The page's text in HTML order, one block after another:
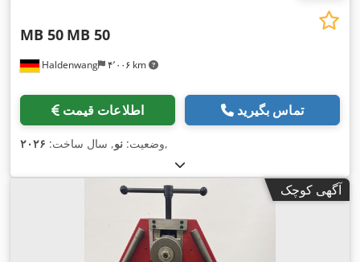
Haldenwang ۴٬۰۰۶ km
MB 50 MB 50
اطلاعات قیمت تماس بگیرید
وضعیت: نو, سال ساخت: ۲۰۲۶ ,
آگهی کوچک